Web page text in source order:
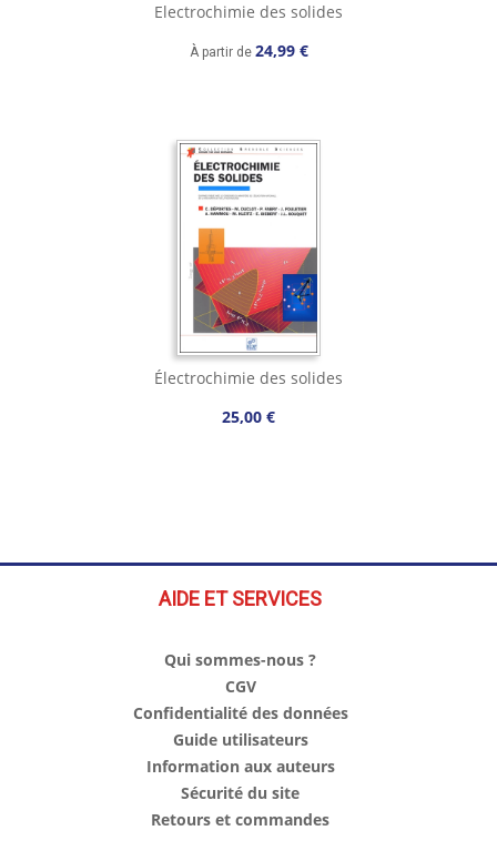
Electrochimie des solides
À partir de 24,99 €
Électrochimie des solides
25,00 €
AIDE ET SERVICES
Qui sommes-nous ?
CGV
Confidentialité des données
Guide utilisateurs
Information aux auteurs
Sécurité du site
Retours et commandes